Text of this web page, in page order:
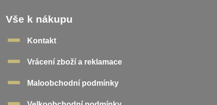
Vše k nákupu
Kontakt
Vrácení zboží a reklamace
Maloobchodní podmínky